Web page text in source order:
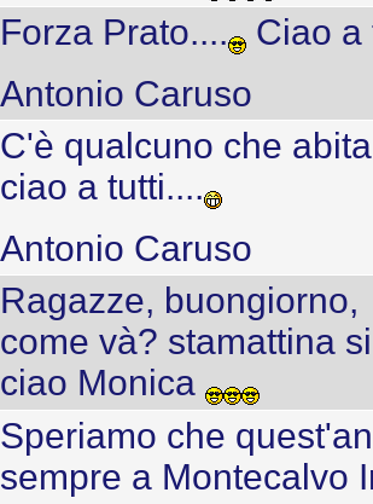
Forza Prato.... Ciao a
Antonio Caruso
C'è qualcuno che
ciao a tutti....
Antonio Caruso
Ragazze, buongiorno,
come và? stamattina
ciao Monica
Speriamo che
sempre a Montecalvo